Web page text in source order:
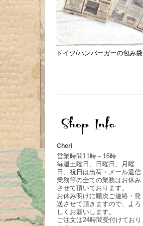
ドイツ/ハンバーガーの包み袋
Cheri
営業時間11時～16時
毎週土曜日、日曜日、月曜
日、祝日は出荷・メール返信
業務等の全ての業務はお休み
させて頂いております。
お休み明けに順次ご連絡・発
送させて頂きますので、よろ
しくお願いします。
ご注文は24時間受付けており